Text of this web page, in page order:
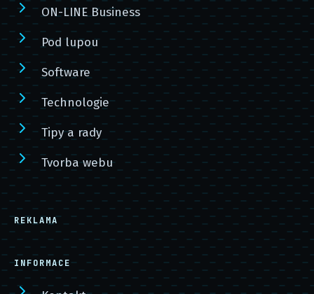
ON-LINE Business
Pod lupou
Software
Technologie
Tipy a rady
Tvorba webu
REKLAMA
INFORMACE